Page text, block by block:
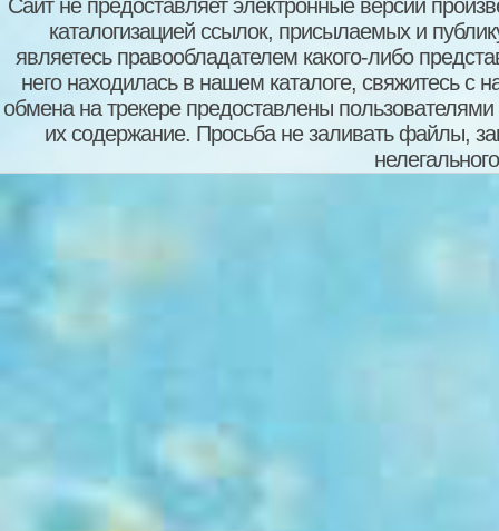
Сайт не предоставляет электронные версии
каталогизацией ссылок, присылаемых и
являетесь правообладателем какого-либо
него находилась в нашем каталоге, свяжитесь
обмена на трекере предоставлены пользователями
их содержание. Просьба не заливать файлы,